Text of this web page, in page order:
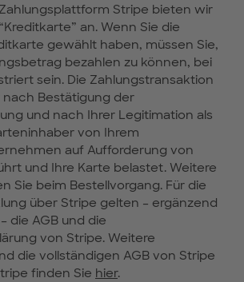
Stripe bieten wir
an. Wenn Sie die
gewählt haben, müssen Sie,
bezahlen zu können, bei
sein. Die Zahlungstransaktion
Bestätigung der
und nach Ihrer Legitimation als
von Ihrem
auf Aufforderung von
und Ihre Karte belastet. Weitere
Sie beim Bestellvorgang. Für die
über Stripe gelten – ergänzend
die AGB und die
von Stripe. Weitere
die vollständigen AGB von Stripe
finden Sie hier.